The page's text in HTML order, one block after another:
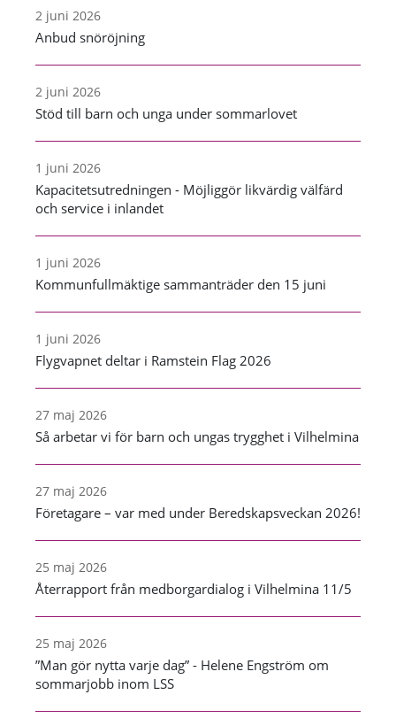
2 juni 2026
Anbud snöröjning
2 juni 2026
Stöd till barn och unga under sommarlovet
1 juni 2026
Kapacitetsutredningen - Möjliggör likvärdig välfärd
och service i inlandet
1 juni 2026
Kommunfullmäktige sammanträder den 15 juni
1 juni 2026
Flygvapnet deltar i Ramstein Flag 2026
27 maj 2026
Så arbetar vi för barn och ungas trygghet i Vilhelmina
27 maj 2026
Företagare – var med under Beredskapsveckan 2026!
25 maj 2026
Återrapport från medborgardialog i Vilhelmina 11/5
25 maj 2026
”Man gör nytta varje dag” - Helene Engström om
sommarjobb inom LSS